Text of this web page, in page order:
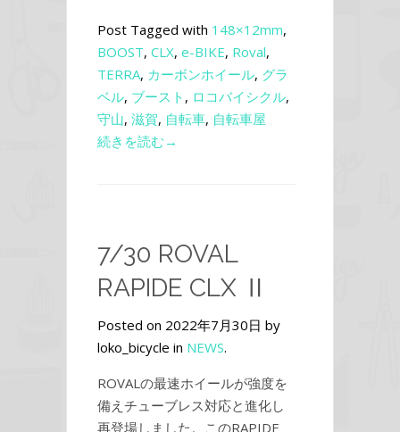
Post Tagged with 148×12mm,
BOOST, CLX, e-BIKE, Roval,
TERRA, カーボンホイール, グラ
ベル, ブースト , ロコバイシクル,
守山, 滋賀, 自転車, 自転車屋
続きを読む→
7/30 ROVAL
RAPIDE CLX Ⅱ
Posted on 2022年7月30日 by
loko_bicycle in NEWS.
ROVALの最速ホイールが強度を
備えチューブレス対応と進化し
再登場しました。このRAPIDE